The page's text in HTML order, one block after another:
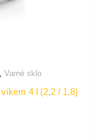
Varné sklo
4 l (2,2 / 1,8)